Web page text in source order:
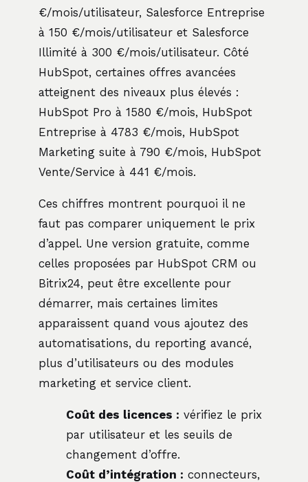
€/mois/utilisateur, Salesforce Entreprise
à 150 €/mois/utilisateur et Salesforce
Illimité à 300 €/mois/utilisateur. Côté
HubSpot, certaines offres avancées
atteignent des niveaux plus élevés :
HubSpot Pro à 1580 €/mois, HubSpot
Entreprise à 4783 €/mois, HubSpot
Marketing suite à 790 €/mois, HubSpot
Vente/Service à 441 €/mois.
Ces chiffres montrent pourquoi il ne
faut pas comparer uniquement le prix
d’appel. Une version gratuite, comme
celles proposées par HubSpot CRM ou
Bitrix24, peut être excellente pour
démarrer, mais certaines limites
apparaissent quand vous ajoutez des
automatisations, du reporting avancé,
plus d’utilisateurs ou des modules
marketing et service client.
Coût des licences : vérifiez le prix
par utilisateur et les seuils de
changement d’offre.
Coût d’intégration : connecteurs,